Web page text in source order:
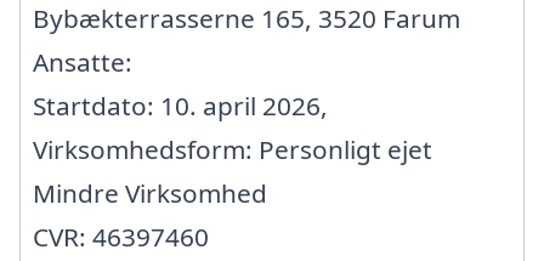
Bybækterrasserne 165, 3520 Farum
Ansatte:
Startdato: 10. april 2026,
Virksomhedsform: Personligt ejet
Mindre Virksomhed
CVR: 46397460